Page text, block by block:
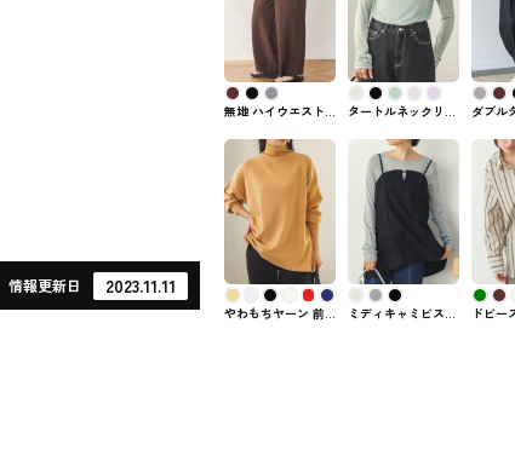
情報更新日 2023.11.11
無地 ハイウエスト
hunch #ズボン・パ
ンツ
タートルネックリブ
hunch #トップス
ダブル
ボン
やわもちヤーン 前
ミディキャミビスチ
ドビー
ャツ